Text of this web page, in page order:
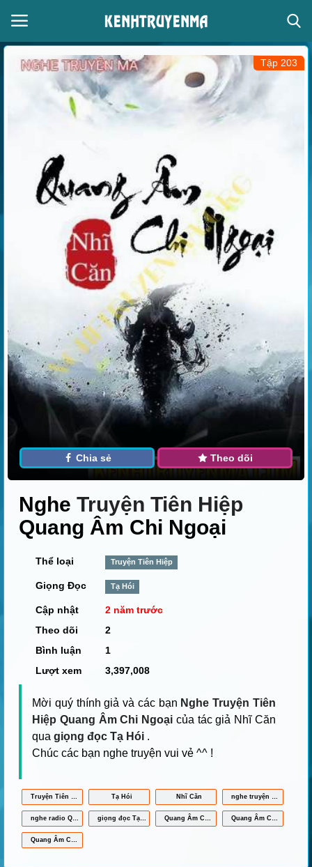
Đăng nhập Đăng ký
Giọng đọc
Trang chủ
Tập 203
Chia sẻ Theo dõi
Nghe Truyện Tiên Hiệp
Quang Âm Chi Ngoại
Thể loại Truyện Tiên Hiệp
Giọng Đọc Tạ Hói
Cập nhật
2 năm trước
Theo dõi
2
Bình luận
1
Lượt xem
3,397,008
Mời quý thính giả và các bạn Nghe Truyện Tiên
Hiệp Quang Âm Chi Ngoại của tác giả Nhĩ Căn
qua giọng đọc Tạ Hói .
Chúc các bạn nghe truyện vui vẻ ^^ !
Tạ Hói Nhĩ Căn